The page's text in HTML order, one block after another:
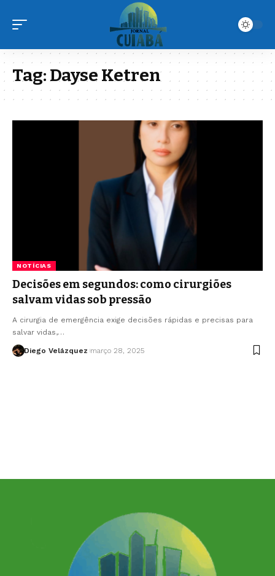
Tag:Dayse Ketren
NOTÍCIAS
Decisões em segundos: como cirurgiões
salvam vidas sob pressão
A cirurgia de emergência exige decisões rápidas e precisas para
salvar vidas,…
Diego Velázquez março 28, 2025